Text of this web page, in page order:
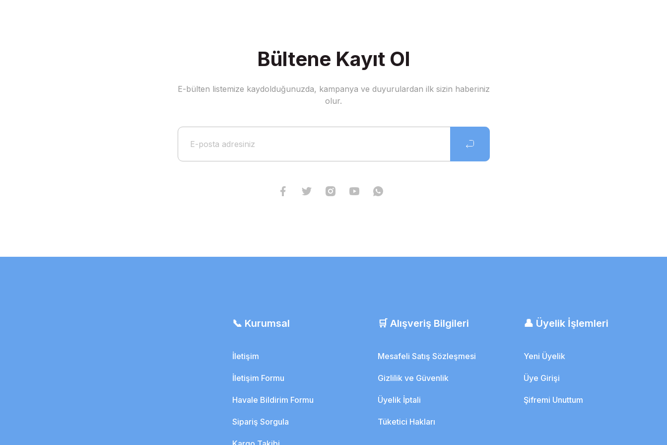
Bültene Kayıt Ol
E-bülten listemize kaydolduğunuzda, kampanya ve duyurulardan ilk sizin haberiniz
olur.
📞 Kurumsal
İletişim
İletişim Formu
Havale Bildirim Formu
Sipariş Sorgula
🛒 Alışveriş Bilgileri
Mesafeli Satış Sözleşmesi
Gizlilik ve Güvenlik
Üyelik İptali
Tüketici Hakları
👤 Üyelik İşlemleri
Yeni Üyelik
Üye Girişi
Şifremi Unuttum